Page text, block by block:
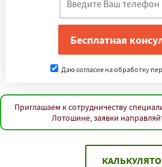
Даю согласие на обработку
Приглашаем к сотрудничеству
Лотошине, заявки